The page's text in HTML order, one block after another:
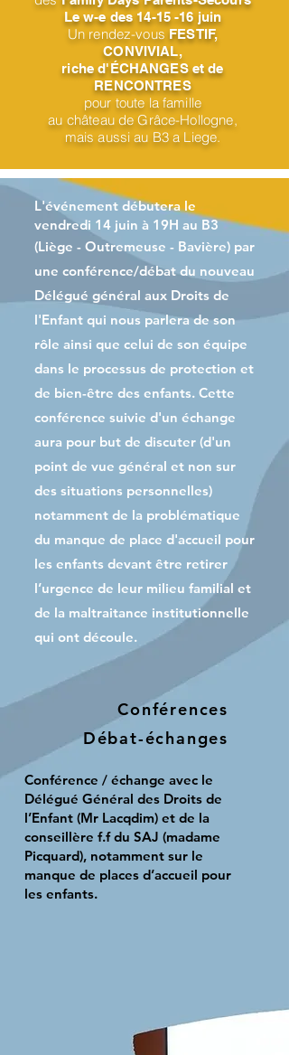
Le w-e des 14-15 -16 juin
Un rendez-vous FESTIF,
CONVIVIAL,
riche d'ÉCHANGES et de
RENCONTRES
pour toute la famille
au château de Grâce-Hollogne,
mais aussi au B3 a Liege.
L'événement débutera le
vendredi 14 juin à 19H au B3
(Liège - Outremeuse - Bavière) par
une conférence/débat du nouveau
Délégué général aux Droits de
l'Enfant qui nous parlera de son
rôle ainsi que celui de son équipe
dans le processus de protection et
de bien-être des enfants. Cette
conférence suivie d'un échange
aura pour but de discuter (d'un
point de vue général et non sur
des situations personnelles)
notamment de la problématique
du manque de place d'accueil pour
les enfants devant être retirer
l’urgence de leur milieu familial et
de la maltraitance institutionnelle
qui ont découle.
Conférences
Débat-échanges
Conférence / échange avec le
Délégué Général des Droits de
l’Enfant (Mr Lacqdim) et de la
conseillère f.f du SAJ (madame
Picquard), notamment sur le
manque de places d’accueil pour
les enfants.